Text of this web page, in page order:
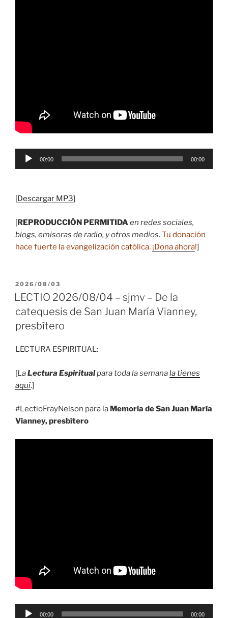
Reproductor
00:00 00:00
[Descargar MP3]
[REPRODUCCIÓN PERMITIDAen redes sociales,
blogs, emisoras de radio, y otros medios.Tu donación
hace fuerte la evangelización católica. ¡Dona ahora!]
PUBLICADO
EL
2026/08/03
LECTIO 2026/08/04 – sjmv – De la
catequesis de San Juan María Vianney,
presbítero
LECTURA ESPIRITUAL:
[LaLectura Espiritualpara toda la semanala tienes
aquí.]
#LectioFrayNelson para la Memoria de San Juan María
Vianney, presbítero
Reproductor
00:00 00:00